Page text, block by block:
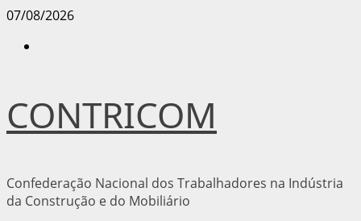
Avançar
07/08/2026
CONTRICOM
Confederação Nacional dos Trabalhadores na Indústria
da Construção e do Mobiliário